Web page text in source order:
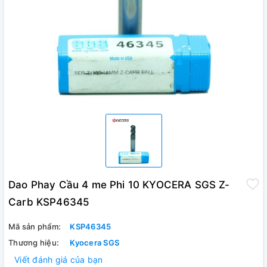
Dao Phay Cầu 4 me Phi 10 KYOCERA SGS Z-
Carb KSP46345
Mã sản phẩm:
KSP46345
Thương hiệu:
Kyocera SGS
Viết đánh giá của bạn